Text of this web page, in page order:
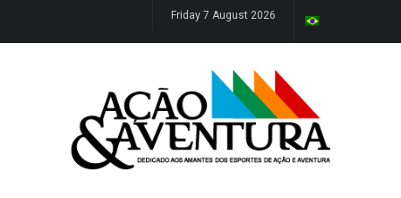
Friday 7 August 2026